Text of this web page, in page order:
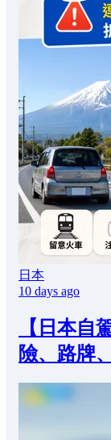
日本
10 days ago
【日本自
險、路牌